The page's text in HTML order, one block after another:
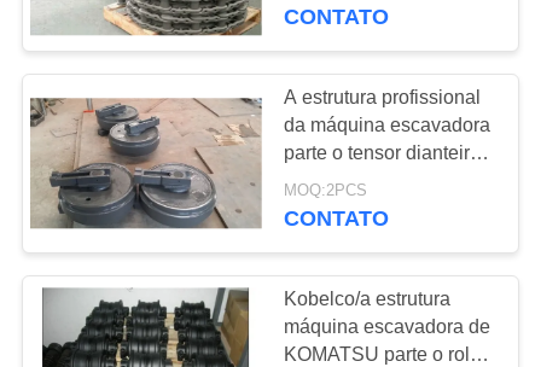
CONTROLE
DA
QUALIDADE
CONTACTE-
NOS
PEÇA
UMAS
escavadora
de ponta da
escavadora e
bocados da
extremidade
24
conjunto da relação da
CONTATO
A estrutura profissional
da máquina escavadora
parte o tensor dianteiro
para todo o modelo do
tipo
MOQ:2PCS
CONTATO
Kobelco/a estrutura
máquina escavadora de
KOMATSU parte o rolo